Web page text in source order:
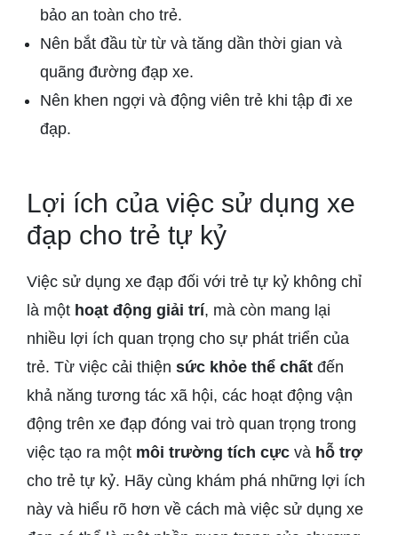
bảo an toàn cho trẻ.
Nên bắt đầu từ từ và tăng dần thời gian và
quãng đường đạp xe.
Nên khen ngợi và động viên trẻ khi tập đi xe
đạp.
Lợi ích của việc sử dụng xe
đạp cho trẻ tự kỷ
Việc sử dụng xe đạp đối với trẻ tự kỷ không chỉ
là một hoạt động giải trí, mà còn mang lại
nhiều lợi ích quan trọng cho sự phát triển của
trẻ. Từ việc cải thiện sức khỏe thể chất đến
khả năng tương tác xã hội, các hoạt động vận
động trên xe đạp đóng vai trò quan trọng trong
việc tạo ra một môi trường tích cực và hỗ trợ
cho trẻ tự kỷ. Hãy cùng khám phá những lợi ích
này và hiểu rõ hơn về cách mà việc sử dụng xe